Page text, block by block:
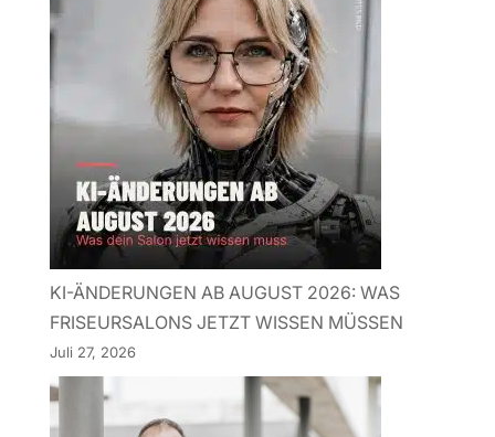
KI-ÄNDERUNGEN AB AUGUST 2026: WAS
FRISEURSALONS JETZT WISSEN MÜSSEN
Juli 27, 2026